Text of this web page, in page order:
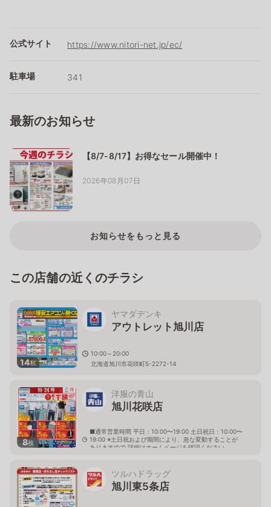
公式サイト https://www.nitori-net.jp/ec/
駐車場 341
最新のお知らせ
【8/7-8/17】お得なセール開催中！
2026年08月07日
お知らせをもっと見る
この店舗の近くのチラシ
14枚
ヤマダデンキ
アウトレット旭川店
10:00～20:00
北海道旭川市花咲町5-2272-14
8枚
洋服の青山
旭川花咲店
■通常営業時間 平日：10:00〜19:00 土日祝日：10:00〜
19:00 ※土日祝および期間により、急な変動することが
ありますので 詳細はホームページを確認ください
ツルハドラッグ
旭川東5条店